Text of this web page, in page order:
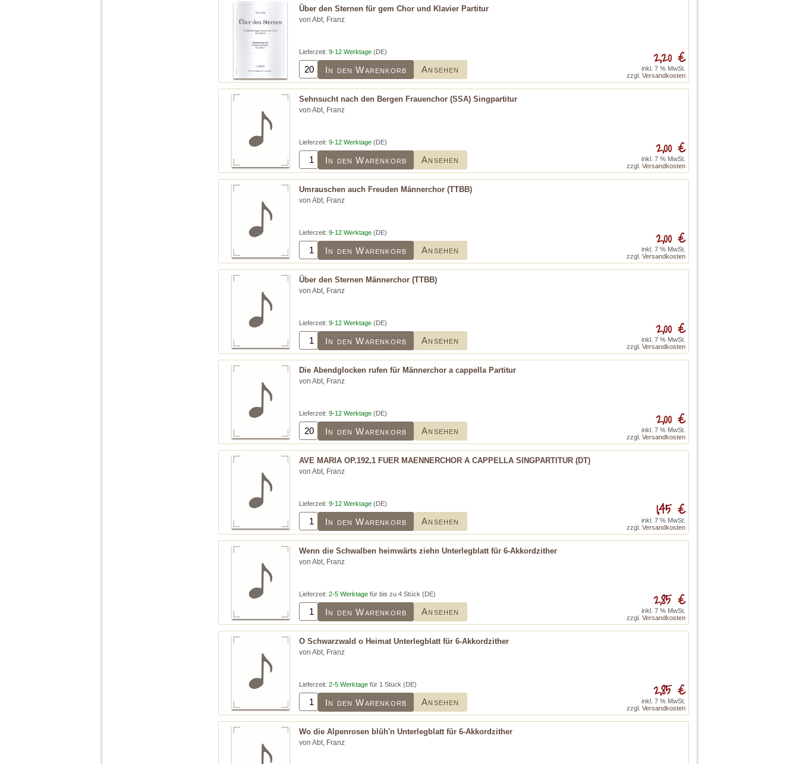
Über den Sternen für gem Chor und Klavier Partitur
von Abt, Franz
Lieferzeit: 9-12 Werktage (DE)
In den Warenkorb Ansehen
2,20 €
inkl. 7 % MwSt.
zzgl. Versandkosten
Sehnsucht nach den Bergen Frauenchor (SSA) Singpartitur
von Abt, Franz
Lieferzeit: 9-12 Werktage (DE)
In den Warenkorb Ansehen
2,00 €
inkl. 7 % MwSt.
zzgl. Versandkosten
Umrauschen auch Freuden Männerchor (TTBB)
von Abt, Franz
Lieferzeit: 9-12 Werktage (DE)
In den Warenkorb Ansehen
2,00 €
inkl. 7 % MwSt.
zzgl. Versandkosten
Über den Sternen Männerchor (TTBB)
von Abt, Franz
Lieferzeit: 9-12 Werktage (DE)
In den Warenkorb Ansehen
2,00 €
inkl. 7 % MwSt.
zzgl. Versandkosten
Die Abendglocken rufen für Männerchor a cappella Partitur
von Abt, Franz
Lieferzeit: 9-12 Werktage (DE)
In den Warenkorb Ansehen
2,00 €
inkl. 7 % MwSt.
zzgl. Versandkosten
AVE MARIA OP.192,1 FUER MAENNERCHOR A CAPPELLA SINGPARTITUR (DT)
von Abt, Franz
Lieferzeit: 9-12 Werktage (DE)
In den Warenkorb Ansehen
1,45 €
inkl. 7 % MwSt.
zzgl. Versandkosten
Wenn die Schwalben heimwärts ziehn Unterlegblatt für 6-Akkordzither
von Abt, Franz
Lieferzeit: 2-5 Werktage für bis zu 4 Stück (DE)
In den Warenkorb Ansehen
2,85 €
inkl. 7 % MwSt.
zzgl. Versandkosten
O Schwarzwald o Heimat Unterlegblatt für 6-Akkordzither
von Abt, Franz
Lieferzeit: 2-5 Werktage für 1 Stück (DE)
In den Warenkorb Ansehen
2,85 €
inkl. 7 % MwSt.
zzgl. Versandkosten
Wo die Alpenrosen blüh'n Unterlegblatt für 6-Akkordzither
von Abt, Franz